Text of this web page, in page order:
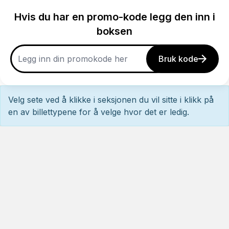
Hvis du har en promo-kode legg den inn i
boksen
Bruk kode
Velg sete ved å klikke i seksjonen du vil sitte i klikk på
en av billettypene for å velge hvor det er ledig.